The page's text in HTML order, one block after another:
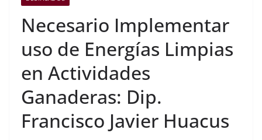
Necesario Implementar
uso de Energías Limpias
en Actividades
Ganaderas: Dip.
Francisco Javier Huacus